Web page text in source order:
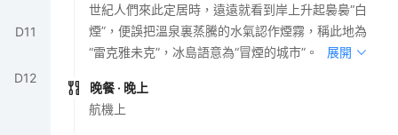
D11
D12
世紀人們來此定居時，遠遠就看到岸上升起裊裊“白
煙”，便誤把溫泉裏蒸騰的水氣認作煙霧，稱此地為
“雷克雅未克”，冰島語意為“冒煙的城市”。
展開
晚餐 · 晚上
航機上